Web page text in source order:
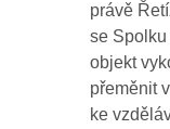
právě
se
objekt
přeměnit
ke